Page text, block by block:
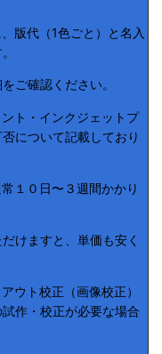
版代（1色ごと）と名入
ご確認ください。
ト・インクジェットプ
について記載しており
１０日〜３週間かかり
けますと、単価も安く
ウト校正（画像校正）
作・校正が必要な場合